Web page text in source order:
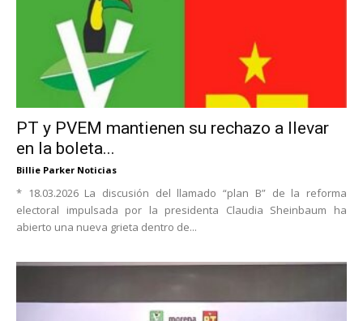
PT y PVEM mantienen su rechazo a llevar
en la boleta...
Billie Parker Noticias
* 18.03.2026 La discusión del llamado “plan B” de la reforma
electoral impulsada por la presidenta Claudia Sheinbaum ha
abierto una nueva grieta dentro de...